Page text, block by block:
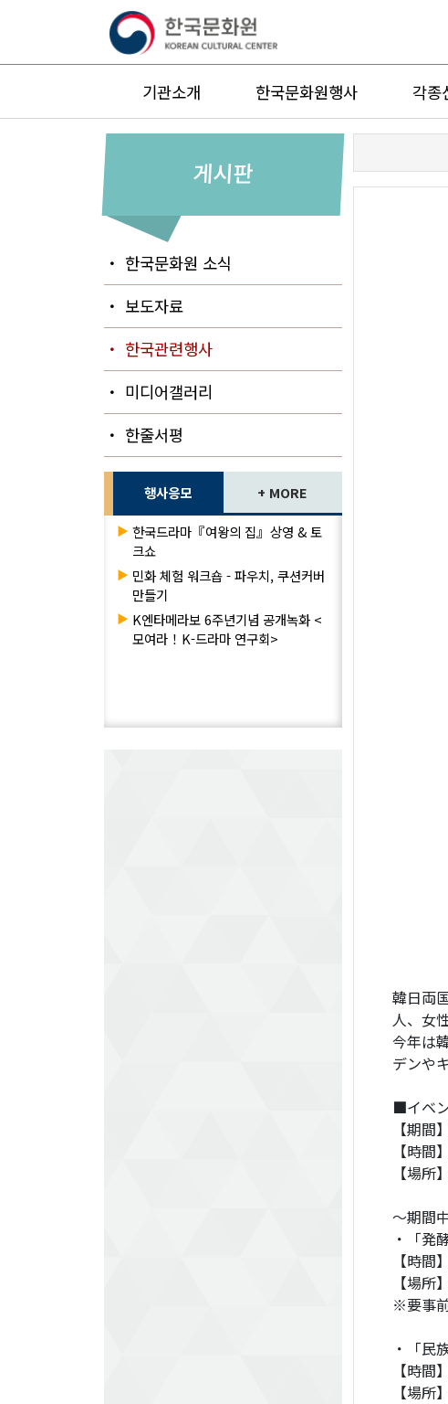
기관소개 한국문화원행사 각종
게시판
・ 한국문화원 소식
・ 보도자료
・ 한국관련행사
・ 미디어갤러리
・ 한줄서평
행사응모 + MORE
▶ 한국드라마『여왕의 집』상영 & 토
크쇼
▶ 민화 체험 워크숍 - 파우치, 쿠션커버
만들기
▶ K엔타메라보 6주년기념 공개녹화 <
모여라！K-드라마 연구회>
韓日両
人、女
今年は
デンや
■イベ
【期間
【時間
【場所
～期間
・「発
【時間
【場所
※要事
・「民
【時間
【場所